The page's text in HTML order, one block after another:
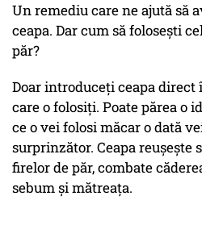
Un remediu care ne ajută să
ceapa. Dar cum să folosești
păr?
Doar introduceți ceapa direct
care o folosiți. Poate părea o
ce o vei folosi măcar o dată
surprinzător. Ceapa reușește
firelor de păr, combate
sebum și mătreața.